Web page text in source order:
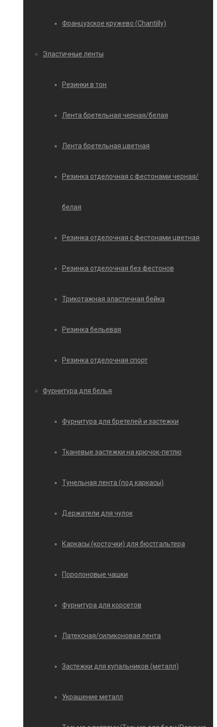
Французское кружево (Chantilly)
Эластичные ленты
Резинки в тон
Лента бретельная черная/белая
Лента бретельная цветная
Резинка отделочная с фестонами черная/
белая
Резинка отделочная с фестонами цветная
Резинка отделочная без фестонов
Трикотажная эластичная бейка
Резинка бельевая
Резинка отделочная спорт
Фурнитура для белья
Фурнитура для бретелей и застежки
Тканевые застежки на крючок-петлю
Тунельная лента (под каркасы)
Держатели для чулок
Каркасы (косточки) для бюстгальтера
Поролоновые чашки
Фурнитура для корсетов
Латексная/силиконовая лента
Застежки для купальников (металл)
Украшение металл